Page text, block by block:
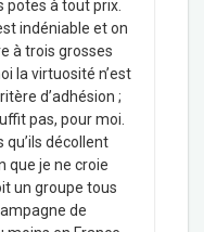
potes à tout prix.
indéniable et on
à trois grosses
la virtuosité n’est
d’adhésion ;
pas, pour moi.
qu’ils décollent
que je ne croie
un groupe tous
de